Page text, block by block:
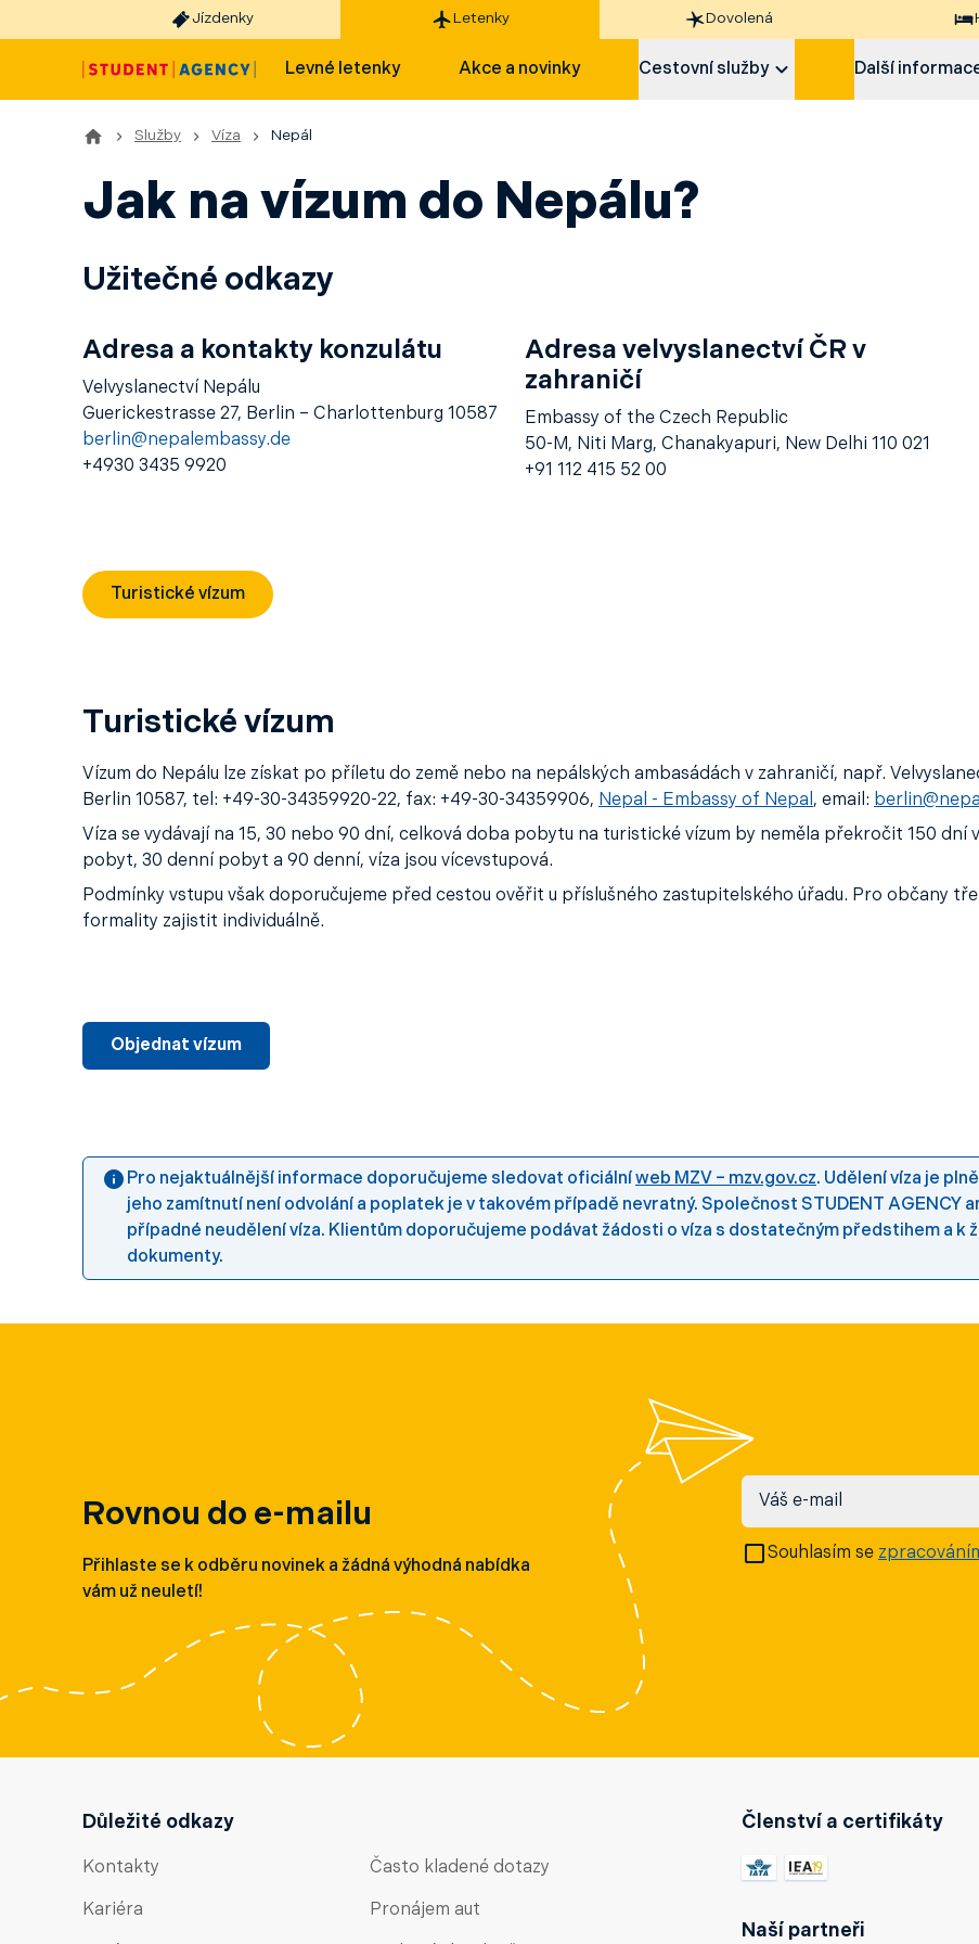
Jízdenky Letenky Dovolená
Levné letenky Akce a novinky Cestovní služby Další
Služby Víza Nepál
Jak na vízum do Nepálu?
Užitečné odkazy
Adresa a kontakty konzulátu
Velvyslanectví Nepálu
Guerickestrasse 27, Berlin – Charlottenburg 10587
berlin@nepalembassy.de
+4930 3435 9920
Adresa velvyslanectví ČR v
zahraničí
Embassy of the Czech Republic
50-M, Niti Marg, Chanakyapuri, New Delhi 110 021
+91 112 415 52 00
Turistické vízum
Turistické vízum
Vízum do Nepálu lze získat po příletu do země nebo na nepálských ambasádách v zahraničí, např.
Berlin 10587, tel: +49-30-34359920-22, fax: +49-30-34359906, Nepal - Embassy of Nepal , email:
Víza se vydávají na 15, 30 nebo 90 dní, celková doba pobytu na turistické vízum by neměla překročit 150
pobyt, 30 denní pobyt a 90 denní, víza jsou vícevstupová.
Podmínky vstupu však doporučujeme před cestou ověřit u příslušného zastupitelského úřadu. Pro občany
formality zajistit individuálně.
Objednat vízum
Pro nejaktuálnější informace doporučujeme sledovat oficiální web MZV – mzv.gov.cz. Udělení víza je
jeho zamítnutí není odvolání a poplatek je v takovém případě nevratný. Společnost STUDENT AGENCY
případné neudělení víza. Klientům doporučujeme podávat žádosti o víza s dostatečným předstihem a k
dokumenty.
Rovnou do e-mailu
Přihlaste se k odběru novinek a žádná výhodná nabídka
vám už neuletí!
Váš e-mail
Souhlasím se
Důležité odkazy
Kontakty
Kariéra
Často kladené dotazy
Pronájem aut
Členství a certifikáty
Naší partneři